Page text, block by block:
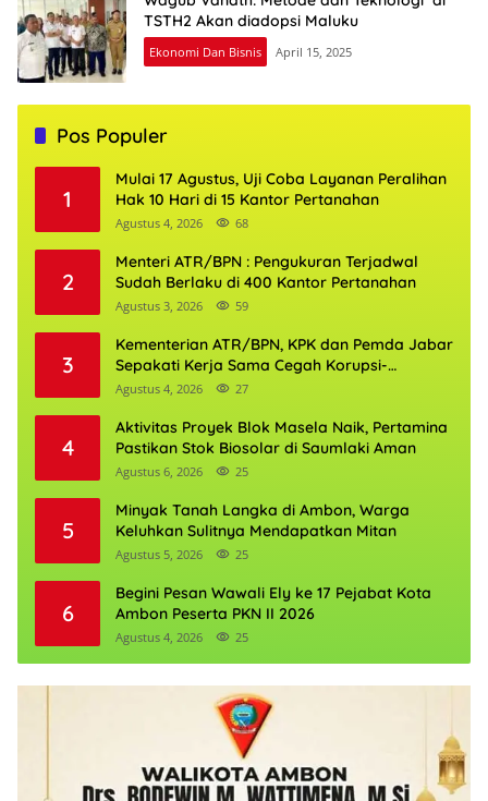
TSTH2 Akan diadopsi Maluku
Ekonomi Dan Bisnis April 15, 2025
Pos Populer
1
Mulai 17 Agustus, Uji Coba Layanan Peralihan
Hak 10 Hari di 15 Kantor Pertanahan
Agustus 4, 2026 68
2
Menteri ATR/BPN : Pengukuran Terjadwal
Sudah Berlaku di 400 Kantor Pertanahan
Agustus 3, 2026 59
3
Kementerian ATR/BPN, KPK dan Pemda Jabar
Sepakati Kerja Sama Cegah Korupsi-
Penguatan Ekonomi
Agustus 4, 2026 27
4
Aktivitas Proyek Blok Masela Naik, Pertamina
Pastikan Stok Biosolar di Saumlaki Aman
Agustus 6, 2026 25
5
Minyak Tanah Langka di Ambon, Warga
Keluhkan Sulitnya Mendapatkan Mitan
Agustus 5, 2026 25
6
Begini Pesan Wawali Ely ke 17 Pejabat Kota
Ambon Peserta PKN II 2026
Agustus 4, 2026 25